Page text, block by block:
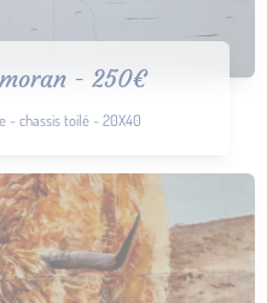
- 250€
- chassis toilé - 20X40